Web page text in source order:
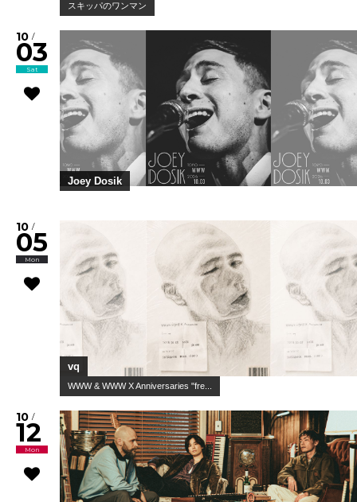
スキッパのワンマン
10 /
03
Sat
Joey Dosik
10 /
05
Mon
vq
WWW & WWW X Anniversaries "fre...
10 /
12
Mon